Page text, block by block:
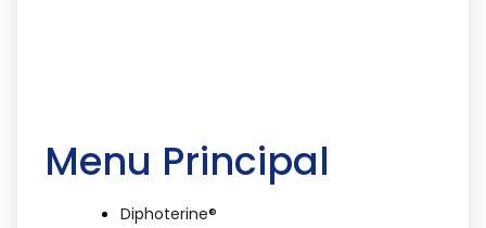
Menu Principal
Diphoterine®